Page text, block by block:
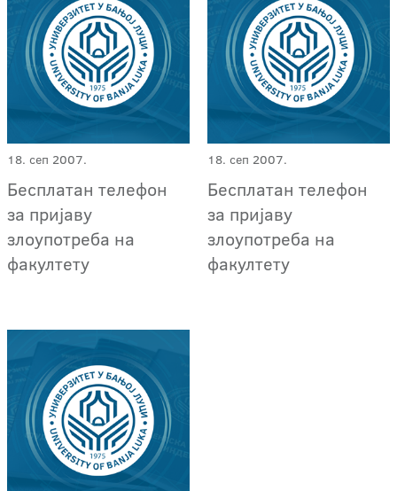
18. сеп 2007.
Бесплатан телефон
за пријаву
злоупотреба на
факултету
18. сеп 2007.
Бесплатан телефон
за пријаву
злоупотреба на
факултету